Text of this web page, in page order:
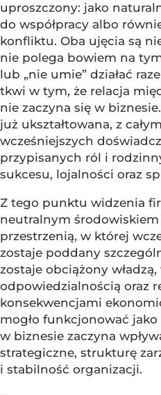
uproszczony: jako
do współpracy albo
konfliktu. Oba ujęcia są
nie polega bowiem na
lub „nie umie” działać
tkwi w tym, że relacja
nie zaczyna się w
już ukształtowana, z
wcześniejszych
przypisanych ról i
sukcesu, lojalności oraz
Z tego punktu widzenia
neutralnym środowiskiem
przestrzenią, w której
zostaje poddany
zostaje obciążony władzą,
odpowiedzialnością oraz
konsekwencjami
mogło funkcjonować
w biznesie zaczyna
strategiczne, strukturę
i stabilność organizacji.